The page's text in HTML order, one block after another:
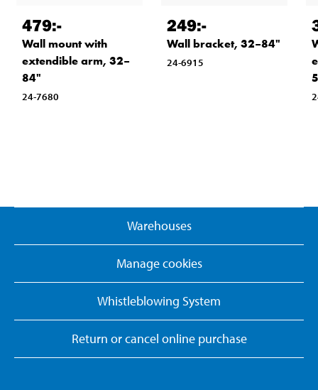
479:-
Wall mount with
extendible arm, 32–
84"
24-7680
249:-
Wall bracket, 32–84"
24-6915
Warehouses
Manage cookies
Whistleblowing System
Return or cancel online purchase